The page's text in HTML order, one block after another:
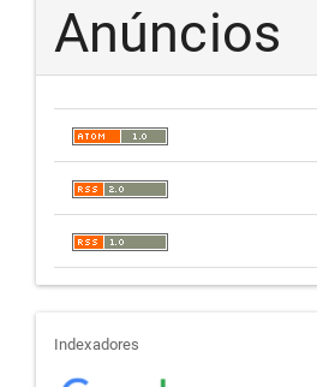
Anúncios
indexadores
Indexadores